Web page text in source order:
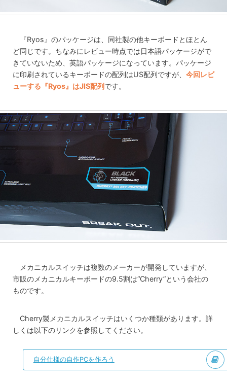
『Ryos』のパッケージは、同社製の他キーボードとほとん
ど同じです。ちなみにレビュー時点では日本語パッケージがで
きていないため、英語パッケージになっています。パッケージ
に印刷されているキーボードの配列はUS配列ですが、 今回レビ
ューする『Ryos』はJIS配列です。
メカニカルスイッチは複数のメーカーが開発していますが、
市販のメカニカルキーボードの9.5割は“Cherry”という会社の
ものです。
Cherry製メカニカルスイッチはいくつか種類があります。詳
しくは以下のリンクを参照してください。
自分仕様の自作PCを作ろう